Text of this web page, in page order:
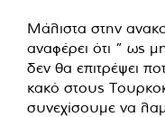
Μάλιστα στην
αναφέρει ότι ” ως
δεν θα επιτρέψει
κακό στους
συνεχίσουμε να